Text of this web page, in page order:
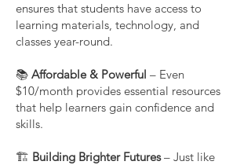
ensures that students have access to
learning materials, technology, and
classes year-round.
📚 Affordable & Powerful – Even
$10/month provides essential resources
that help learners gain confidence and
skills.
🏗️ Building Brighter Futures– Just like